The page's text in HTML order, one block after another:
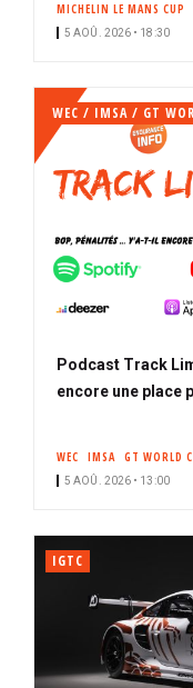
MICHELIN LE MANS CUP
5 AOÛ. 2026 • 18:30
WEC / IMSA / GT
Podcast Track
encore une place
WEC IMSA GT WORLD
5 AOÛ. 2026 • 13:00
IGTC